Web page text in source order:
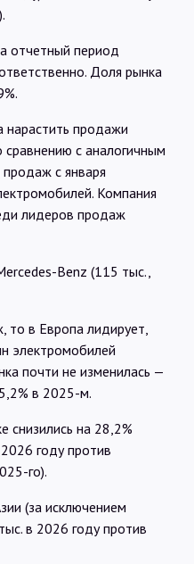
отчетный период
Доля рынка
нарастить продажи
с аналогичным
с января
Компания
лидеров продаж
Benz (115 тыс.,
то в Европа лидирует,
электромобилей
почти не изменилась —
в 2025-м.
снизились на 28,2%
году против
го).
(за исключением
в 2026 году против